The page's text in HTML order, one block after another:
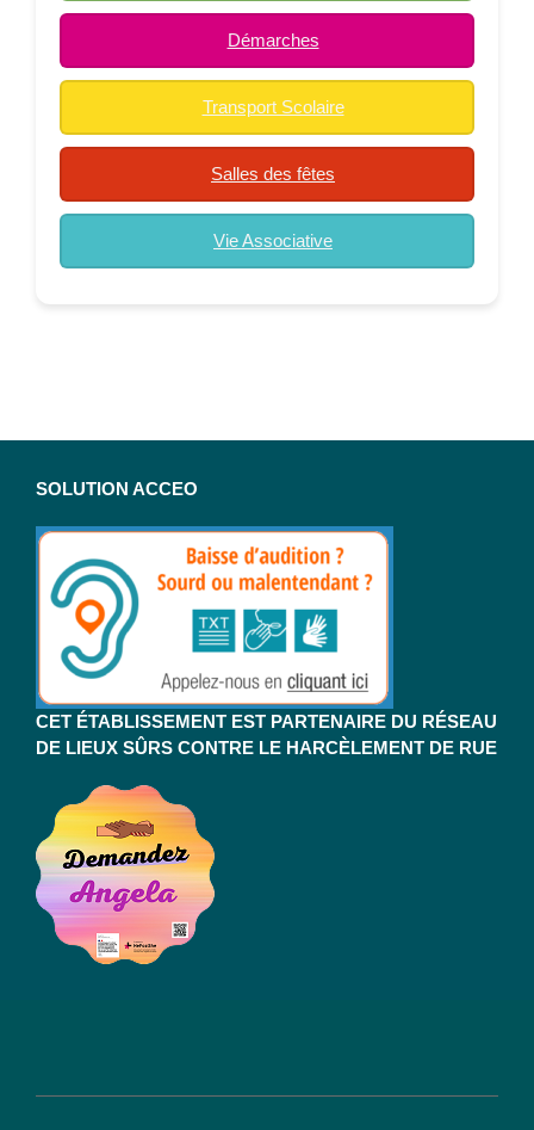
Démarches
Transport Scolaire
Salles des fêtes
Vie Associative
SOLUTION ACCEO
CET ÉTABLISSEMENT EST PARTENAIRE DU RÉSEAU
DE LIEUX SÛRS CONTRE LE HARCÈLEMENT DE RUE